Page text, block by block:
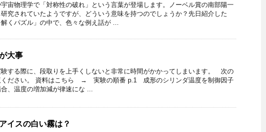
宙物理学で「対称性の破れ」という言葉が登場します。ノーベル賞の南部陽一
究されていたようですが、どういう意味を持つのでしょうか？先日紹介した
解くパズル」の中で、色々な例え話が ...
大事
する際に、段取りを上手くしないと非常に時間がかかってしまいます。 次の
ください。 資料はこちら → 実験の順番 p.1 成形のシリンダ温度を制御因子
、温度の増加減が律速にな ...
イスの白い霧は？